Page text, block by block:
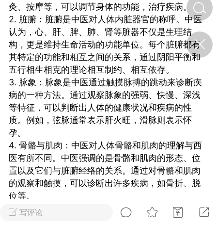
·特急预警】关
节返乡期间“闪
急提示
0
如何购买【理肺清瘟膏】
【养正护络膏】？
小海（HAi） 2
容平，顺时收
时精气
0
写评论
灸、按摩等，可以调节身体的功能，治疗疾病。
2. 脏腑：脏腑是中医对人体内脏器官的称呼。中医
认为，心、肝、脾、肺、肾等脏器不仅是生理结
构，更是维持生命活动的功能单位。每个脏腑都有
其特定的功能和相互之间的关系，通过阴阳平衡和
五行相生相克的理论相互制约、相互依存。
3. 脉象：脉象是中医通过触摸脉搏的跳动来诊断疾
病的一种方法。通过观察脉象的强弱、快慢、深浅
等特征，可以判断出人体的健康状况和疾病的性
质。例如，弦脉通常表示肝火旺，滑脉则表示怀
孕。
4. 骨骼与肌肉：中医对人体骨骼和肌肉的理解与西
医有所不同。中医强调的是骨骼和肌肉的形态、位
置以及它们与脏腑经络的关系。通过对骨骼和肌肉
的观察和触摸，可以诊断出许多疾病，如骨折、脱
位等。
5. 精气神：精气神是中医对人体生命活动的根本理
解。精是指生命的物质基础，气是指生命的功能活